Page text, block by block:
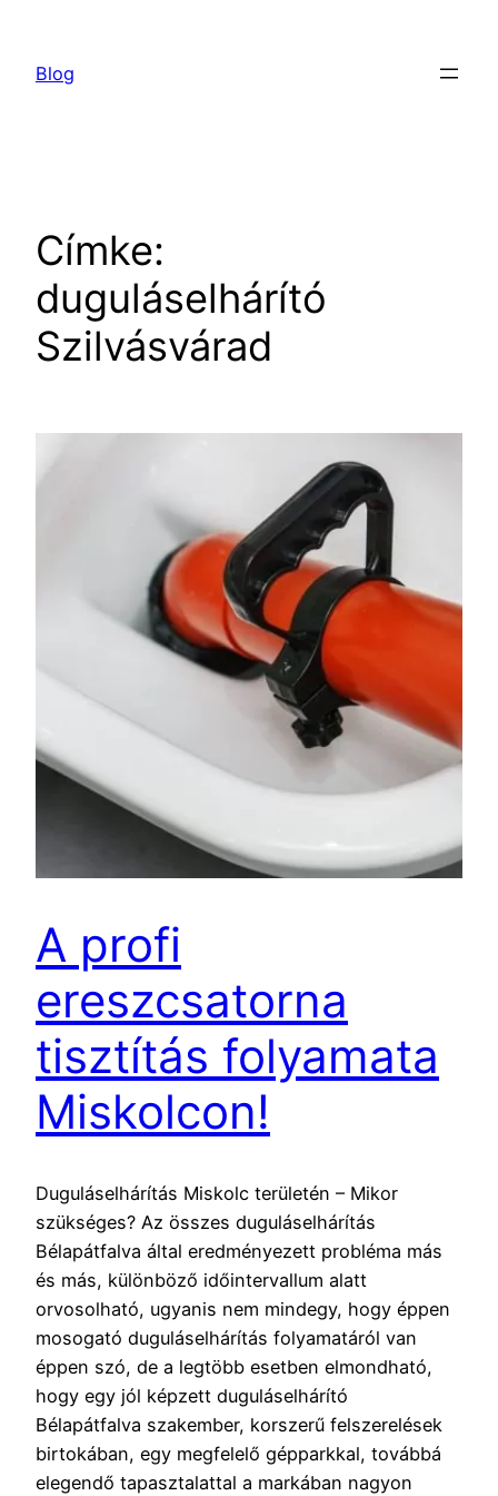
tartalomhoz
Blog
Címke:
duguláselhárító
Szilvásvárad
A profi
ereszcsatorna
tisztítás folyamata
Miskolcon!
Duguláselhárítás Miskolc területén – Mikor
szükséges? Az összes duguláselhárítás
Bélapátfalva által eredményezett probléma más
és más, különböző időintervallum alatt
orvosolható, ugyanis nem mindegy, hogy éppen
mosogató duguláselhárítás folyamatáról van
éppen szó, de a legtöbb esetben elmondható,
hogy egy jól képzett duguláselhárító
Bélapátfalva szakember, korszerű felszerelések
birtokában, egy megfelelő gépparkkal, továbbá
elegendő tapasztalattal a markában nagyon